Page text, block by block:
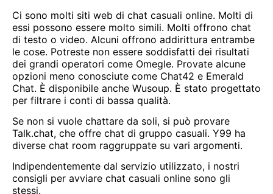
Ci sono molti siti web di chat casuali online. Molti di
essi possono essere molto simili. Molti offrono chat
di testo o video. Alcuni offrono addirittura entrambe
le cose. Potreste non essere soddisfatti dei risultati
dei grandi operatori come Omegle. Provate alcune
opzioni meno conosciute come Chat42 e Emerald
Chat. È disponibile anche Wusoup. È stato progettato
per filtrare i conti di bassa qualità.
Se non si vuole chattare da soli, si può provare
Talk.chat, che offre chat di gruppo casuali. Y99 ha
diverse chat room raggruppate su vari argomenti.
Indipendentemente dal servizio utilizzato, i nostri
consigli per avviare chat casuali online sono gli
stessi.